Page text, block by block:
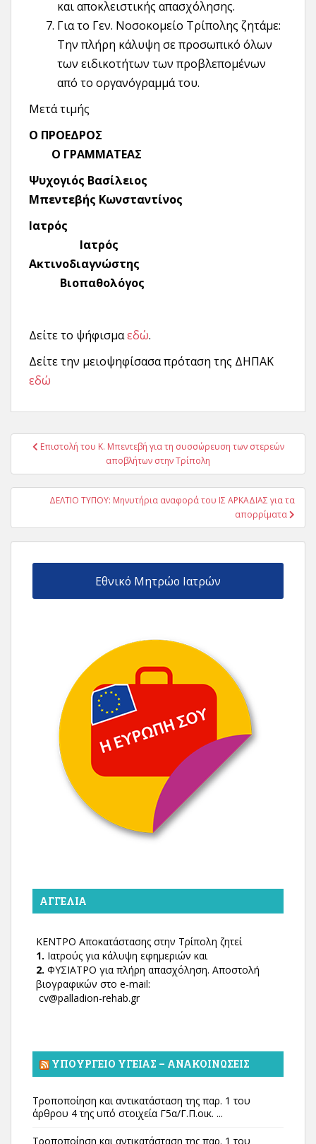
και αποκλειστικής απασχόλησης.
Για το Γεν. Νοσοκομείο Τρίπολης ζητάμε:
Την πλήρη κάλυψη σε προσωπικό όλων
των ειδικοτήτων των προβλεπομένων
από το οργανόγραμμά του.
Μετά τιμής
Ο ΠΡΟΕΔΡΟΣ
Ο ΓΡΑΜΜΑΤΕΑΣ
Ψυχογιός Βασίλειος
Μπεντεβής Κωνσταντίνος
Ιατρός
Ιατρός
Ακτινοδιαγνώστης
Βιοπαθολόγος
Δείτε το ψήφισμαεδώ.
Δείτε την μειοψηφίσασα πρόταση της ΔΗΠΑΚ
εδώ
Πλοήγηση
Επιστολή του Κ. Μπεντεβή για τη συσσώρευση των στερεών
αποβλήτων στην Τρίπολη
ΔΕΛΤΙΟ ΤΥΠΟΥ: Μηνυτήρια αναφορά του ΙΣ ΑΡΚΑΔΙΑΣ για τα
απορρίματα
Εθνικό Μητρώο Ιατρών
ΑΓΓΕΛΊΑ
ΚΕΝΤΡΟ Αποκατάστασης στην Τρίπολη ζητεί
1. Ιατρούς για κάλυψη εφημεριών και
2. ΦΥΣΙΑΤΡΟ για πλήρη απασχόληση. Αποστολή
βιογραφικών στο e-mail:
cv@palladion-rehab.gr
ΥΠΟΥΡΓΕΊΟ ΥΓΕΊΑΣ – ΑΝΑΚΟΙΝΏΣΕΙΣ
Τροποποίηση και αντικατάσταση της παρ. 1 του
άρθρου 4 της υπό στοιχεία Γ5α/Γ.Π.οικ. ...
Τροποποίηση και αντικατάσταση της παρ. 1 του